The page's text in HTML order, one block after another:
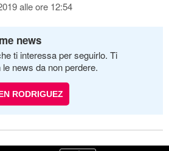
alle ore 12:54
news
ti interessa per seguirlo. Ti
news da non perdere.
RODRIGUEZ